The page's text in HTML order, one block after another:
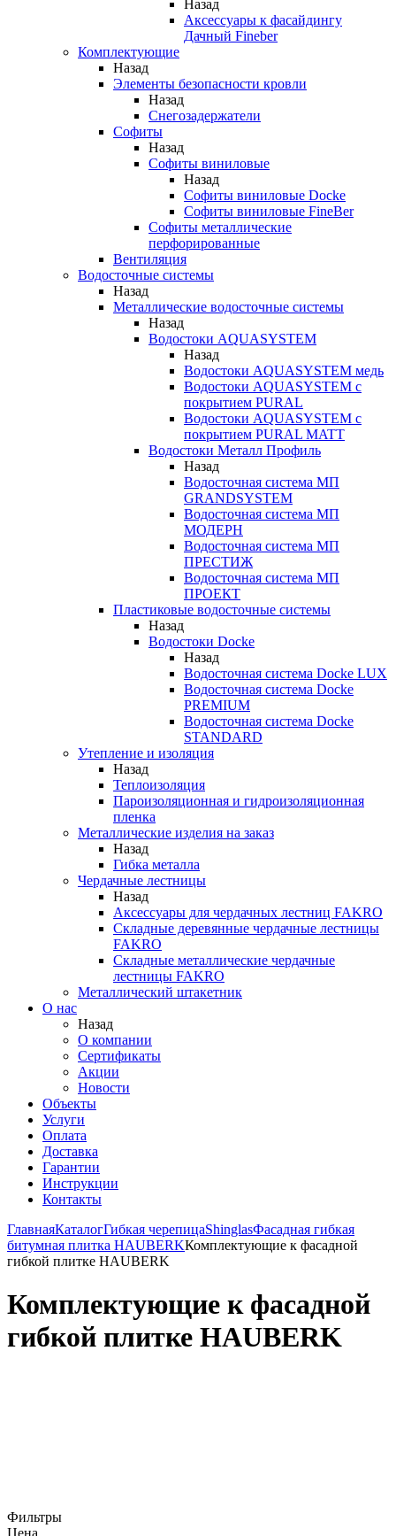
Назад
Аксессуары к фасайдингу
Дачный Fineber
Комплектующие
Назад
Элементы безопасности кровли
Назад
Снегозадержатели
Софиты
Назад
Софиты виниловые
Назад
Софиты виниловые Docke
Софиты виниловые FineBer
Софиты металлические
перфорированные
Вентиляция
Водосточные системы
Назад
Металлические водосточные системы
Назад
Водостоки AQUASYSTEM
Назад
Водостоки AQUASYSTEM медь
Водостоки AQUASYSTEM с
покрытием PURAL
Водостоки AQUASYSTEM с
покрытием PURAL MATT
Водостоки Металл Профиль
Назад
Водосточная система МП
GRANDSYSTEM
Водосточная система МП
МОДЕРН
Водосточная система МП
ПРЕСТИЖ
Водосточная система МП
ПРОЕКТ
Пластиковые водосточные системы
Назад
Водостоки Docke
Назад
Водосточная система Docke LUX
Водосточная система Docke
PREMIUM
Водосточная система Docke
STANDARD
Утепление и изоляция
Назад
Теплоизоляция
Пароизоляционная и гидроизоляционная
пленка
Металлические изделия на заказ
Назад
Гибка металла
Чердачные лестницы
Назад
Аксессуары для чердачных лестниц FAKRO
Складные деревянные чердачные лестницы
FAKRO
Складные металлические чердачные
лестницы FAKRO
Металлический штакетник
О нас
Назад
О компании
Сертификаты
Акции
Новости
Объекты
Услуги
Оплата
Доставка
Гарантии
Инструкции
Контакты
ГлавнаяКаталогГибкая черепицаShinglasФасадная гибкая
битумная плитка HAUBERKКомплектующие к фасадной
гибкой плитке HAUBERK
Комплектующие к фасадной
гибкой плитке HAUBERK
Фильтры
Цена